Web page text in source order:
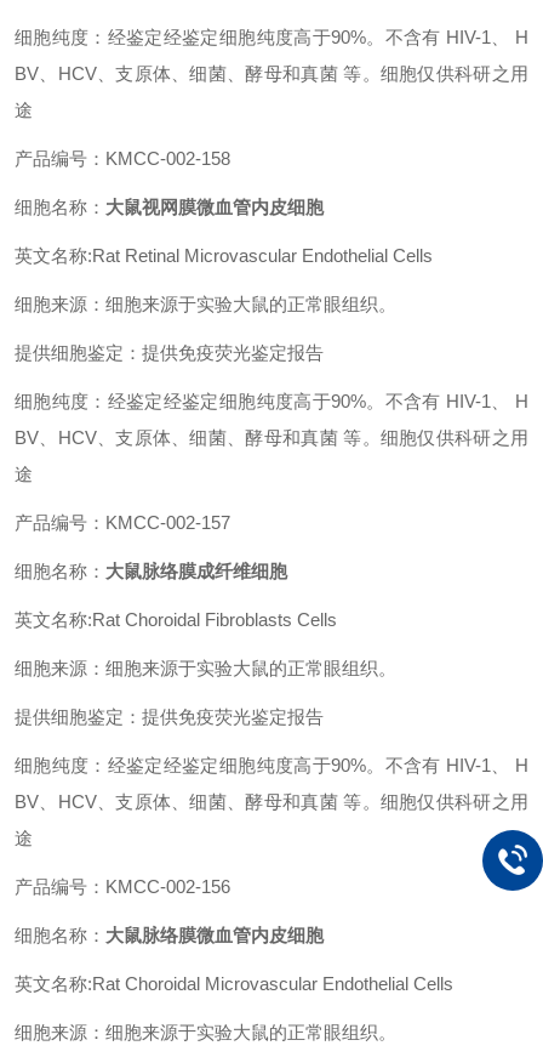
细胞纯度：经鉴定经鉴定细胞纯度高于90%。不含有 HIV-1、 H
BV、HCV、支原体、细菌、酵母和真菌 等。细胞仅供科研之用
途
产品编号：KMCC-002-158
细胞名称： 大鼠视网膜微血管内皮细胞
英文名称:Rat Retinal Microvascular Endothelial Cells
细胞来源：细胞来源于实验大鼠的正常眼组织。
提供细胞鉴定：提供免疫荧光鉴定报告
细胞纯度：经鉴定经鉴定细胞纯度高于90%。不含有 HIV-1、 H
BV、HCV、支原体、细菌、酵母和真菌 等。细胞仅供科研之用
途
产品编号：KMCC-002-157
细胞名称： 大鼠脉络膜成纤维细胞
英文名称:Rat Choroidal Fibroblasts Cells
细胞来源：细胞来源于实验大鼠的正常眼组织。
提供细胞鉴定：提供免疫荧光鉴定报告
细胞纯度：经鉴定经鉴定细胞纯度高于90%。不含有 HIV-1、 H
BV、HCV、支原体、细菌、酵母和真菌 等。细胞仅供科研之用
途
产品编号：KMCC-002-156
细胞名称： 大鼠脉络膜微血管内皮细胞
英文名称:Rat Choroidal Microvascular Endothelial Cells
细胞来源：细胞来源于实验大鼠的正常眼组织。